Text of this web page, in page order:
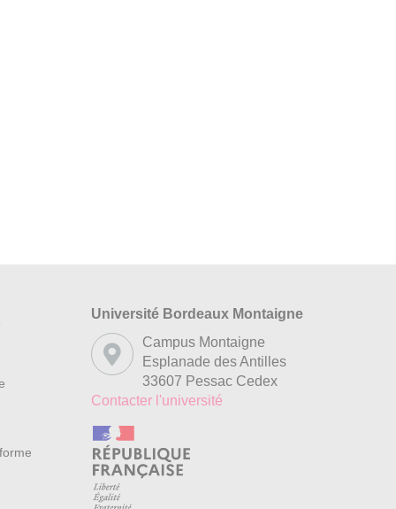
Université Bordeaux Montaigne
Campus Montaigne
Esplanade des Antilles
33607 Pessac Cedex
Contacter l'université